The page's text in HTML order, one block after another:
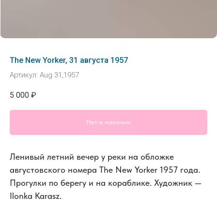
The New Yorker, 31 августа 1957
Артикул: Aug 31,1957
5 000 ₽
Нет в наличии
Ленивый летний вечер у реки на обложке
августовского номера The New Yorker 1957 года.
Прогулки по берегу и на кораблике. Художник —
Ilonka Karasz.